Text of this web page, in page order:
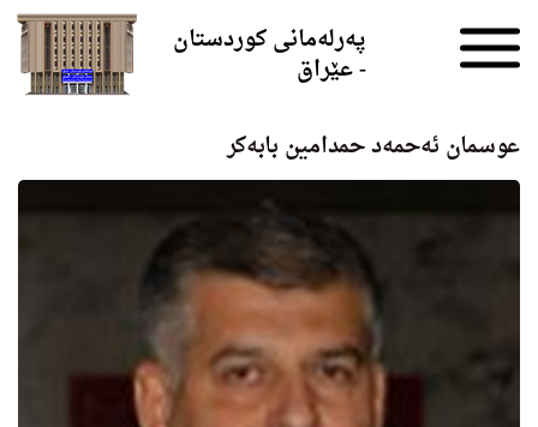
پەرلەمانی کوردستان
- عێراق
عوسمان ئه‌حمه‌د حمدامین بابه‌كر